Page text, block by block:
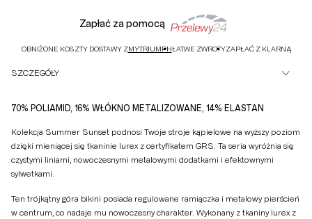
Zapłać za pomocą
OBNIŻONE KOSZTY DOSTAWY ZMYTRIUMPHŁATWE ZWROTYZAPŁAĆ Z KLARNĄ
SZCZEGÓŁY
70% POLIAMID, 16% WŁÓKNO METALIZOWANE, 14% ELASTAN
Kolekcja Summer Sunset podnosi Twoje stroje kąpielowe na wyższy poziom
dzięki mieniącej się tkaninie lurex z certyfikatem GRS. Ta seria wyróżnia się
czystymi liniami, nowoczesnymi metalowymi dodatkami i efektownymi
sylwetkami.
Ten trójkątny góra bikini posiada regulowane ramiączka i metalowy pierścień
w centrum, co nadaje mu nowoczesny charakter. Wykonany z tkaniny lurex z